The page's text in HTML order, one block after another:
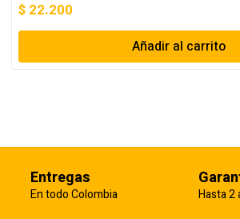
$ 22.200
Añadir al carrito
Entregas
En todo Colombia Hasta 2